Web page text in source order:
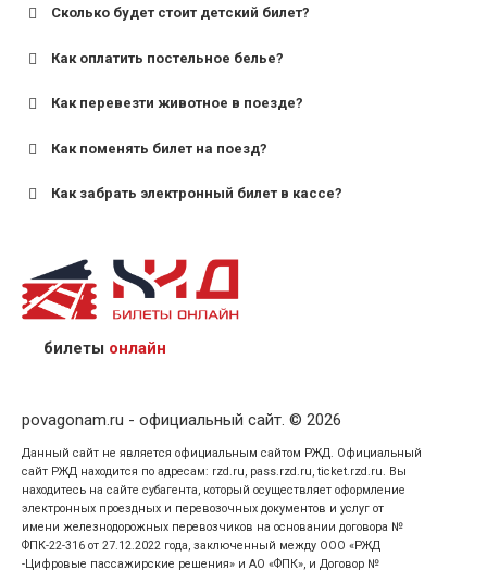
для поездов дальнего следования — от 10 лет и
для пригородных поездов — от 7 лет.
Сколько будет стоит детский билет?
Как оплатить постельное белье?
Как перевезти животное в поезде?
Как поменять билет на поезд?
Как забрать электронный билет в кассе?
назвав кассиру 14-значный номер заказа;
предъявив удостоверение личности пассажира, на
кого оформлен билет.
билеты онлайн
povagonam.ru - официальный сайт. © 2026
Данный сайт не является официальным сайтом РЖД. Официальный
сайт РЖД находится по адресам: rzd.ru, pass.rzd.ru, ticket.rzd.ru. Вы
находитесь на сайте субагента, который осуществляет оформление
электронных проездных и перевозочных документов и услуг от
имени железнодорожных перевозчиков на основании договора №
ФПК-22-316 от 27.12.2022 года, заключенный между ООО «РЖД
-Цифровые пассажирские решения» и АО «ФПК», и Договор №